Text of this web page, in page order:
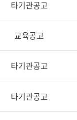
타기관공고
교육공고
타기관공고
타기관공고